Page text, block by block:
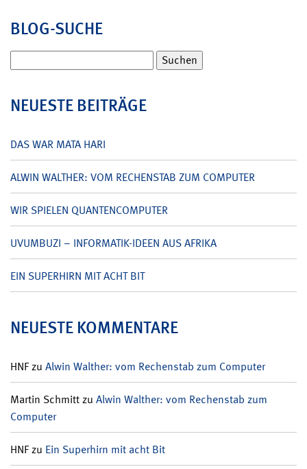
BLOG-SUCHE
nach:
NEUESTE BEITRÄGE
DAS WAR MATA HARI
ALWIN WALTHER: VOM RECHENSTAB ZUM COMPUTER
WIR SPIELEN QUANTENCOMPUTER
UVUMBUZI – INFORMATIK-IDEEN AUS AFRIKA
EIN SUPERHIRN MIT ACHT BIT
NEUESTE KOMMENTARE
HNFzu Alwin Walther: vom Rechenstab zum Computer
Martin Schmittzu Alwin Walther: vom Rechenstab zum
Computer
HNFzu Ein Superhirn mit acht Bit